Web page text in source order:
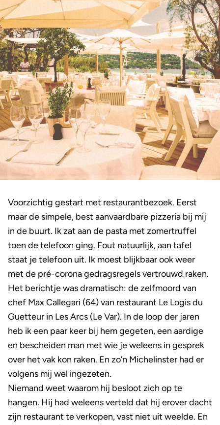
Voorzichtig gestart met restaurantbezoek. Eerst
maar de simpele, best aanvaardbare pizzeria bij mij
in de buurt. Ik zat aan de pasta met zomertruffel
toen de telefoon ging. Fout natuurlijk, aan tafel
staat je telefoon uit. Ik moest blijkbaar ook weer
met de pré-corona gedragsregels vertrouwd raken.
Het berichtje was dramatisch: de zelfmoord van
chef Max Callegari (64) van restaurant Le Logis du
Guetteur in Les Arcs (Le Var). In de loop der jaren
heb ik een paar keer bij hem gegeten, een aardige
en bescheiden man met wie je weleens in gesprek
over het vak kon raken. En zo’n Michelinster had er
volgens mij wel ingezeten.
Niemand weet waarom hij besloot zich op te
hangen. Hij had weleens verteld dat hij erover dacht
zijn restaurant te verkopen, vast niet uit weelde. En